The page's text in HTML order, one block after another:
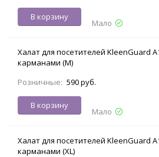
В корзину
Мало
Халат для посетителей KleenGuard
карманами (M)
Розничные: 590 руб.
В корзину
Мало
Халат для посетителей KleenGuard
карманами (XL)